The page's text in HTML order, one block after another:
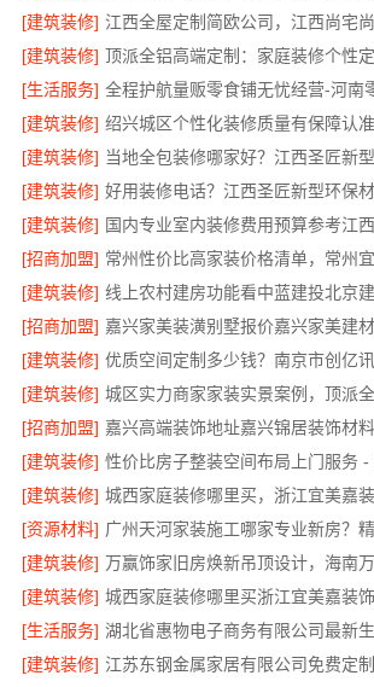
[建筑装修]
[建筑装修] 顶派全铝高端定制：家庭装修个性
[生活服务]
[建筑装修]
[建筑装修]
[建筑装修]
[建筑装修]
[招商加盟] 常州性价比高家装价格清单，常州
[建筑装修] 线上农村建房功能看中蓝建投北京
[招商加盟]
[建筑装修] 优质空间定制多少钱？南京市创亿
[建筑装修] 城区实力商家家装实景案例，顶派
[招商加盟] 嘉兴高端装饰地址嘉兴锦居装饰材
[建筑装修]
[建筑装修]
[资源材料] 广州天河家装施工哪家专业新房？
[建筑装修]
[建筑装修] 城西家庭装修哪里买浙江宜美嘉装
[生活服务]
[建筑装修] 江苏东钢金属家居有限公司免费定